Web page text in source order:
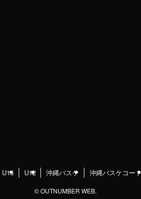
U15 U12 沖縄バスケ 沖縄バスケコート
©OUTNUMBER WEB.